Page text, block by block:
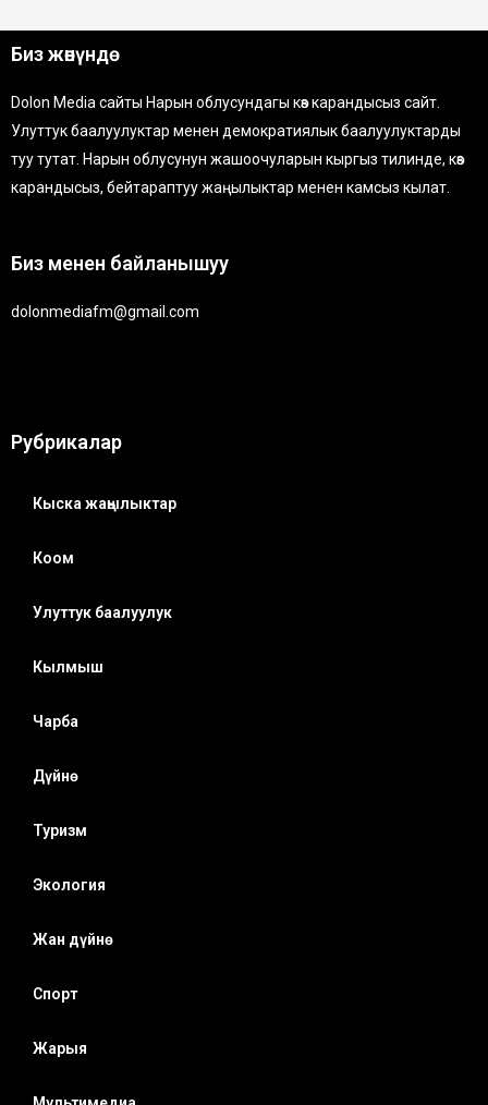
Биз жөнүндө
Dolon Media сайты Нарын облусундагы көз карандысыз сайт.
Улуттук баалуулуктар менен демократиялык баалуулуктарды
туу тутат. Нарын облусунун жашоочуларын кыргыз тилинде, көз
карандысыз, бейтараптуу жаңылыктар менен камсыз кылат.
Биз менен байланышуу
dolonmediafm@gmail.com
Рубрикалар
Кыска жаңылыктар
Коом
Улуттук баалуулук
Кылмыш
Чарба
Дүйнө
Туризм
Экология
Жан дүйнө
Спорт
Жарыя